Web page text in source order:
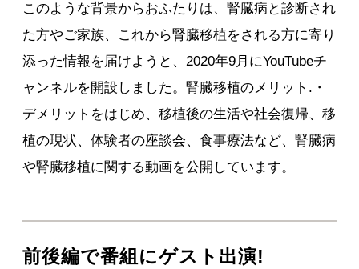
このような背景からおふたりは、腎臓病と診断され
た方やご家族、これから腎臓移植をされる方に寄り
添った情報を届けようと、2020年9月にYouTubeチ
ャンネルを開設しました。腎臓移植のメリット.・
デメリットをはじめ、移植後の生活や社会復帰、移
植の現状、体験者の座談会、食事療法など、腎臓病
や腎臓移植に関する動画を公開しています。
前後編で番組にゲスト出演!